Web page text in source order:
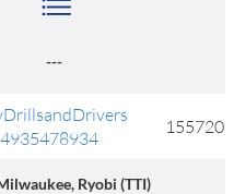
---
155720
Ryobi (TTI)